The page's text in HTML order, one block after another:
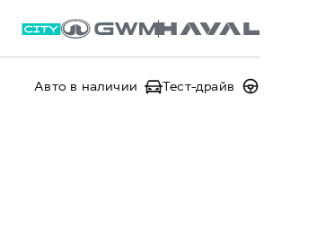
Авто в наличии Тест-драйв